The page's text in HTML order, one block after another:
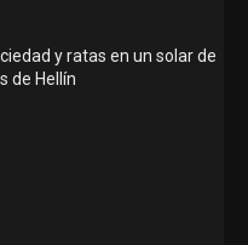
y ratas en un solar de
de Hellín